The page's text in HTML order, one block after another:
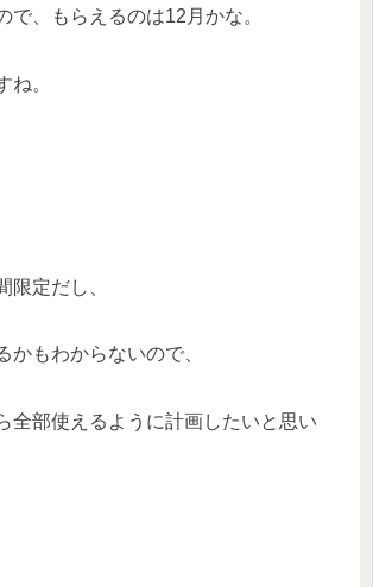
で、もらえるのは12月かな。
ね。
限定だし、
かもわからないので、
全部使えるように計画したいと思い